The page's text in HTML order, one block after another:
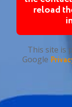
reload
This site is
Google